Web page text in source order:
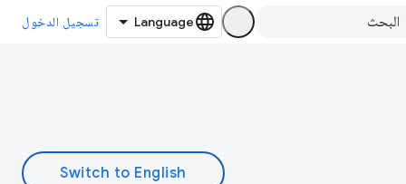
تسجيل الدخول